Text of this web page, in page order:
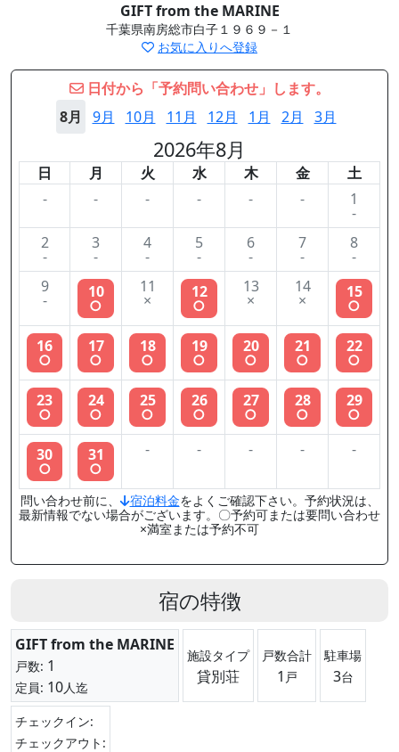
GIFT from the MARINE
千葉県南房総市白子１９６９－１
お気に入りへ登録
日付から「予約問い合わせ」します。
8月
9月 10月 11月 12月 1月 2月 3月
2026年8月
日 月 火 水 木 金
土
-
- - - - - 1
-
2
-
3
-
4
-
5
-
6
-
7
-
8
-
9
- 10
○
11
× 12
○
13
×
14
× 15
○
16
○
17
○
18
○
19
○
20
○
21
○
22
○
23
○
24
○
25
○
26
○
27
○
28
○
29
○
30
○
31
○
- - - - -
問い合わせ前に、 宿泊料金をよくご確認下さい。予約状況は、
最新情報でない場合がございます。〇予約可または要問い合わせ
×満室または予約不可
宿の特徴
GIFT from the MARINE
戸数: 1
定員: 10人迄
施設タイプ
貸別荘
戸数合計
1 戸
駐車場
3台
チェックイン:
チェックアウト: